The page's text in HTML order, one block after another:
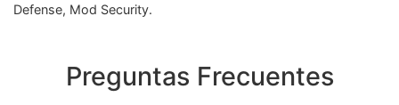
Defense, Mod Security.
Preguntas Frecuentes